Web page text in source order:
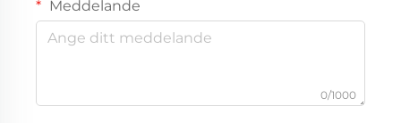
Meddelande
0/1000